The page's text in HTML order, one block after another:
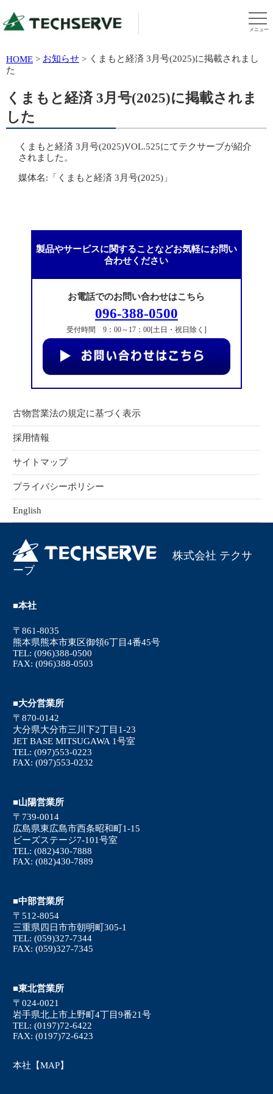
メニュー
HOME > お知らせ > くまもと経済 3月号(2025)に掲載されまし
た
くまもと経済 3月号(2025)に掲載されま
した
くまもと経済 3月号(2025)VOL.525にてテクサーブが紹介
されました。
媒体名:「くまもと経済 3月号(2025)」
製品やサービスに関することなどお気軽にお問い
合わせください
お電話でのお問い合わせはこちら
096-388-0500
受付時間 9：00～17：00[土日・祝日除く]
古物営業法の規定に基づく表示
採用情報
サイトマップ
プライバシーポリシー
English
株式会社 テクサ
ーブ
■本社
〒861-8035
熊本県熊本市東区御領6丁目4番45号
TEL: (096)388-0500
FAX: (096)388-0503
■大分営業所
〒870-0142
大分県大分市三川下2丁目1-23
JET BASE MITSUGAWA 1号室
TEL: (097)553-0223
FAX: (097)553-0232
■山陽営業所
〒739-0014
広島県東広島市西条昭和町1-15
ビーズステージ7-101号室
TEL: (082)430-7888
FAX: (082)430-7889
■中部営業所
〒512-8054
三重県四日市市朝明町305-1
TEL: (059)327-7344
FAX: (059)327-7345
■東北営業所
〒024-0021
岩手県北上市上野町4丁目9番21号
TEL: (0197)72-6422
FAX: (0197)72-6423
本社【MAP】